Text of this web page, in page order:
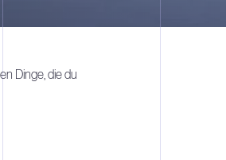
Dinge, die du